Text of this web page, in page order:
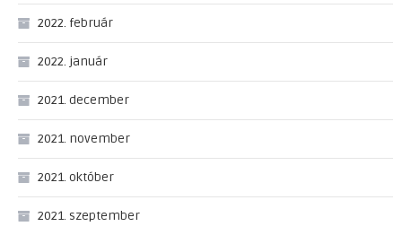
2022. február
2022. január
2021. december
2021. november
2021. október
2021. szeptember